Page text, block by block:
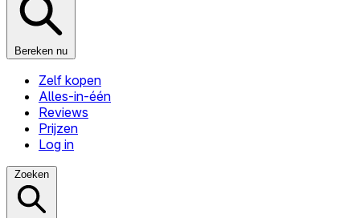
Bereken nu
Zelf kopen
Alles-in-één
Reviews
Prijzen
Log in
Zoeken